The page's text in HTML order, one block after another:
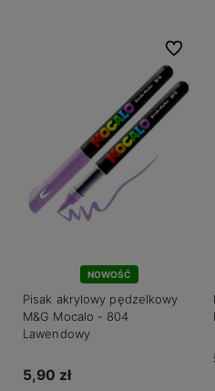
NOWOŚĆ
Pisak akrylowy pędzelkowy
M&G Mocalo - 804
Lawendowy
5,90 zł
Do